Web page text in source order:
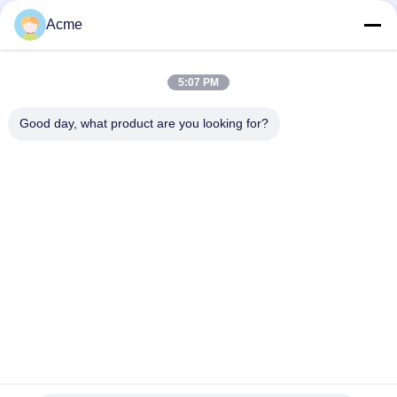
Verzend
Acme
5:07 PM
Good day, what product are you looking for?